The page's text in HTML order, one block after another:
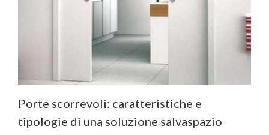
Porte scorrevoli: caratteristiche e
tipologie di una soluzione salvaspazio